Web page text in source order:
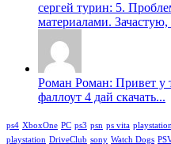
сергей турин: 5.
материалами.
Роман Роман: Привет у
фаллоут 4 дай скачать...
ps4 XboxOne PC ps3 psn ps vita
playstation DriveClub sony Watch Dogs